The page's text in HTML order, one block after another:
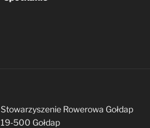
Stowarzyszenie Rowerowa Gołdap
19-500 Gołdap